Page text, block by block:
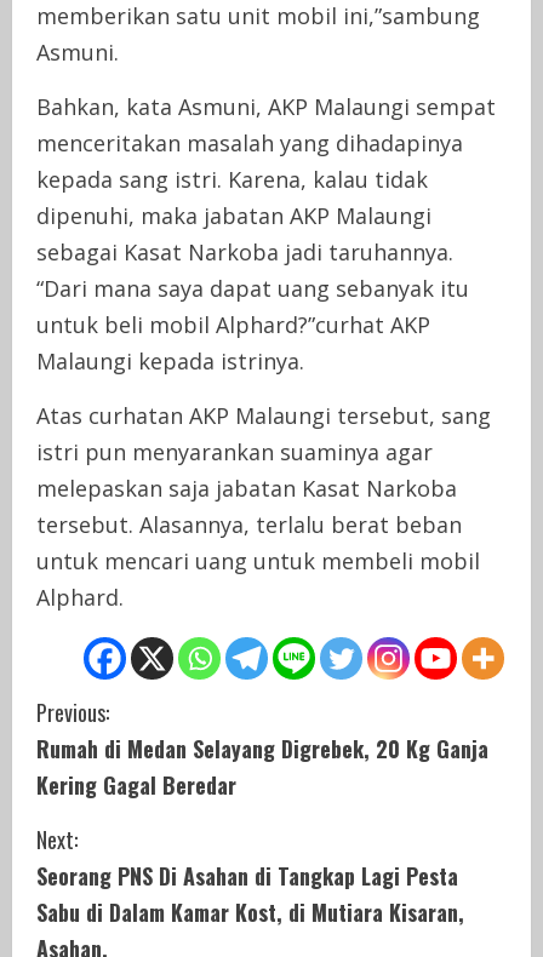
memberikan satu unit mobil ini,”sambung
Asmuni.
Bahkan, kata Asmuni, AKP Malaungi sempat
menceritakan masalah yang dihadapinya
kepada sang istri. Karena, kalau tidak
dipenuhi, maka jabatan AKP Malaungi
sebagai Kasat Narkoba jadi taruhannya.
“Dari mana saya dapat uang sebanyak itu
untuk beli mobil Alphard?”curhat AKP
Malaungi kepada istrinya.
Atas curhatan AKP Malaungi tersebut, sang
istri pun menyarankan suaminya agar
melepaskan saja jabatan Kasat Narkoba
tersebut. Alasannya, terlalu berat beban
untuk mencari uang untuk membeli mobil
Alphard.
C
o
n
t
i
Previous:
Rumah di Medan Selayang Digrebek, 20 Kg Ganja
Kering Gagal Beredar
Next:
Seorang PNS Di Asahan di Tangkap Lagi Pesta
Sabu di Dalam Kamar Kost, di Mutiara Kisaran,
Asahan.